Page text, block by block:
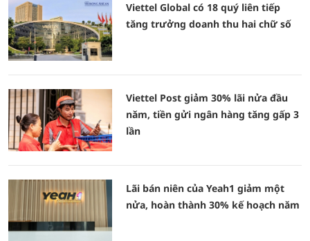
Viettel Global có 18 quý liên tiếp
tăng trưởng doanh thu hai chữ số
Viettel Post giảm 30% lãi nửa đầu
năm, tiền gửi ngân hàng tăng gấp 3
lần
Lãi bán niên của Yeah1 giảm một
nửa, hoàn thành 30% kế hoạch năm